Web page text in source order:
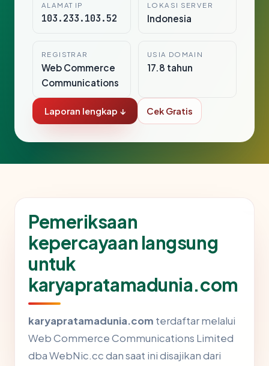
ALAMAT IP
103.233.103.52
LOKASI SERVER
Indonesia
REGISTRAR
Web Commerce
Communications
USIA DOMAIN
17.8 tahun
Laporan lengkap ↓ Cek Gratis
Pemeriksaan
kepercayaan langsung
untuk
karyapratamadunia.com
karyapratamadunia.com terdaftar melalui
Web Commerce Communications Limited
dba WebNic.cc dan saat ini disajikan dari